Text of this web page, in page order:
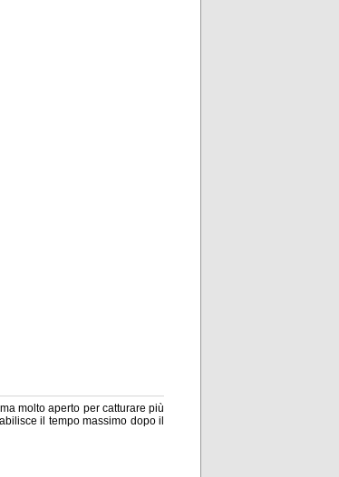
molto aperto per catturare più
il tempo massimo dopo il